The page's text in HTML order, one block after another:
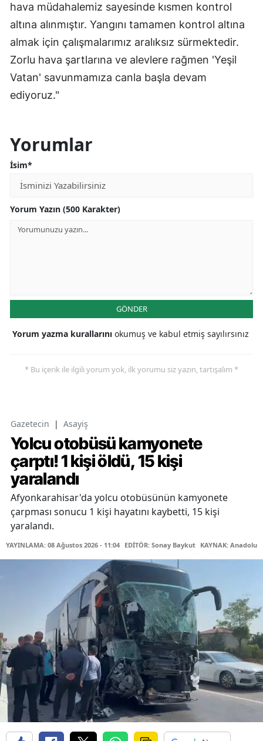
hava müdahalemiz sayesinde kısmen kontrol
altına alınmıştır. Yangını tamamen kontrol altına
almak için çalışmalarımız aralıksız sürmektedir.
Zorlu hava şartlarına ve alevlere rağmen 'Yeşil
Vatan' savunmamıza canla başla devam
ediyoruz."
Yorumlar
İsim*
Yorum Yazın (500 Karakter)
GÖNDER
Yorum yazma kurallarını okumuş ve kabul etmiş sayılırsınız
* Bu içerik ile ilgili yorum yok, ilk yorumu siz yazın, tartışalım *
Gazetecin | Asayiş
Yolcu otobüsü kamyonete
çarptı! 1 kişi öldü, 15 kişi
yaralandı
Afyonkarahisar'da yolcu otobüsünün kamyonete
çarpması sonucu 1 kişi hayatını kaybetti, 15 kişi
yaralandı.
YAYINLAMA: 08 Ağustos 2026 - 11:04 EDİTÖR: Sonay Baykut KAYNAK: Anadolu